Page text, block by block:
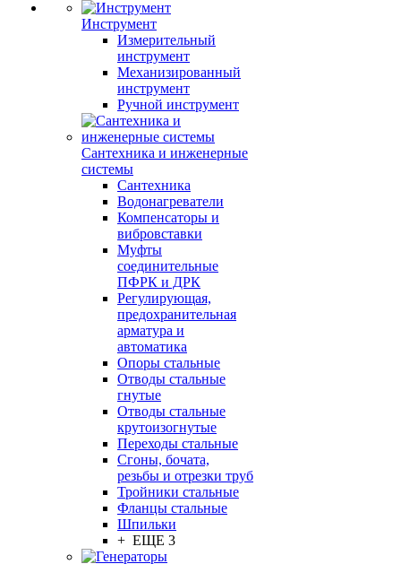
Инструмент
Измерительный
инструмент
Механизированный
инструмент
Ручной инструмент
Сантехника и инженерные
системы
Сантехника
Водонагреватели
Компенсаторы и
вибровставки
Муфты
соединительные
ПФРК и ДРК
Регулирующая,
предохранительная
арматура и
автоматика
Опоры стальные
Отводы стальные
гнутые
Отводы стальные
крутоизогнутые
Переходы стальные
Сгоны, бочата,
резьбы и отрезки труб
Тройники стальные
Фланцы стальные
Шпильки
+ ЕЩЕ 3